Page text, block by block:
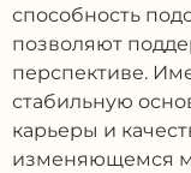
способность
позволяют
перспективе.
стабильную
карьеры и
изменяющемся